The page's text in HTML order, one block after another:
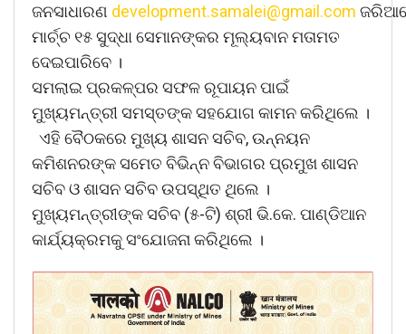
ଜନସାଧାରଣ development.samalei@gmail.com
ମାର୍ଚ୍ଚ ୧୫ ସୁଦ୍ଧା ସେମାନଙ୍କର ମୂଲ୍ୟବାନ ମତାମତ
ଦେଇପାରିବେ ।
ସମଲାଇ ପ୍ରକଳ୍ପର ସଫଳ ରୂପାୟନ ପାଇଁ
ମୁଖ୍ୟମନ୍ତ୍ରୀ ସମସ୍ତଙ୍କ ସହଯୋଗ କାମନ କରିଥିଲେ ।
ଏହି ବୈଠକରେ ମୁଖ୍ୟ ଶାସନ ସଚିବ, ଉନ୍ନୟନ
କମିଶନରଙ୍କ ସମେତ ବିଭିନ୍ନ ବିଭାଗର ପ୍ରମୁଖ ଶାସନ
ସଚିବ ଓ ଶାସନ ସଚିବ ଉପସ୍ଥିତ ଥିଲେ ।
ମୁଖ୍ୟମନ୍ତ୍ରୀଙ୍କ ସଚିବ (୫-ଟି) ଶ୍ରୀ ଭି.କେ. ପାଣ୍ଡିଆନ
କାର୍ଯ୍ୟକ୍ରମକୁ ସଂଯୋଜନା କରିଥିଲେ ।